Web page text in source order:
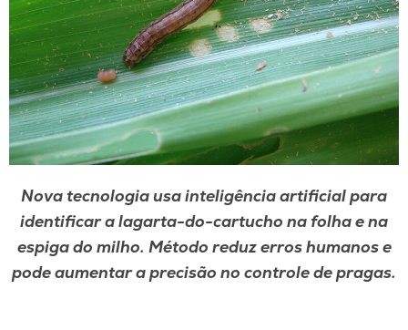
Nova tecnologia usa inteligência artificial para
identificar a lagarta-do-cartucho na folha e na
espiga do milho. Método reduz erros humanos e
pode aumentar a precisão no controle de pragas.